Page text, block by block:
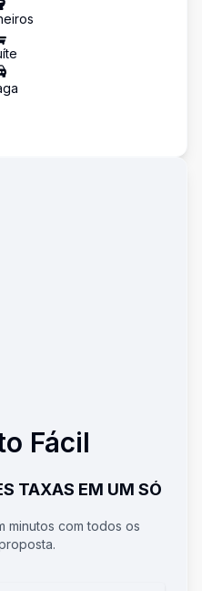
s
Fácil
TAXAS EM UM SÓ
minutos com todos os